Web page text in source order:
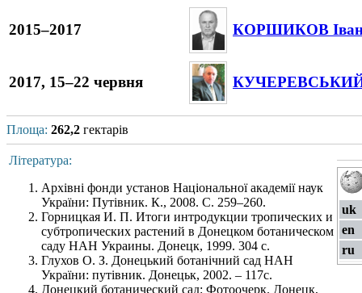
2015–2017 КОРШИКОВ Іван
2017, 15–22 червня КУЧЕРЕВСЬКИЙ
Площа: 262,2 гектарів
Література:
Архівні фонди установ Національної академії наук
України: Путівник. К., 2008. С. 259–260.
Горницкая И. П. Итоги интродукции тропических и
субтропических растений в Донецком ботаническом
саду НАН Украины. Донецк, 1999. 304 с.
Глухов О. З. Донецький ботанічний сад НАН
України: путівник. Донецьк, 2002. – 117с.
Донецкий ботанический сад: Фотоочерк. Донецк,
uk
en
ru